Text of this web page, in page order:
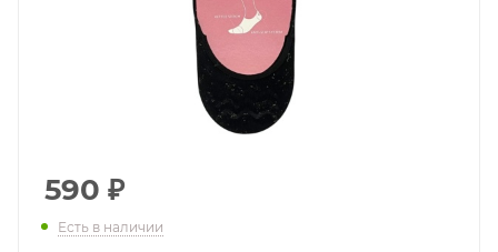
590 ₽
Есть в наличии